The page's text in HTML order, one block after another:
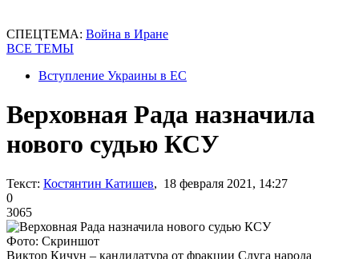
СПЕЦТЕМА: Война в Иране
ВСЕ ТЕМЫ
Вступление Украины в ЕС
Верховная Рада назначила
нового судью КСУ
Текст: Костянтин Катишев, 18 февраля 2021, 14:27
0
3065
Фото: Скриншот
Виктор Кичун – кандидатура от фракции Слуга народа